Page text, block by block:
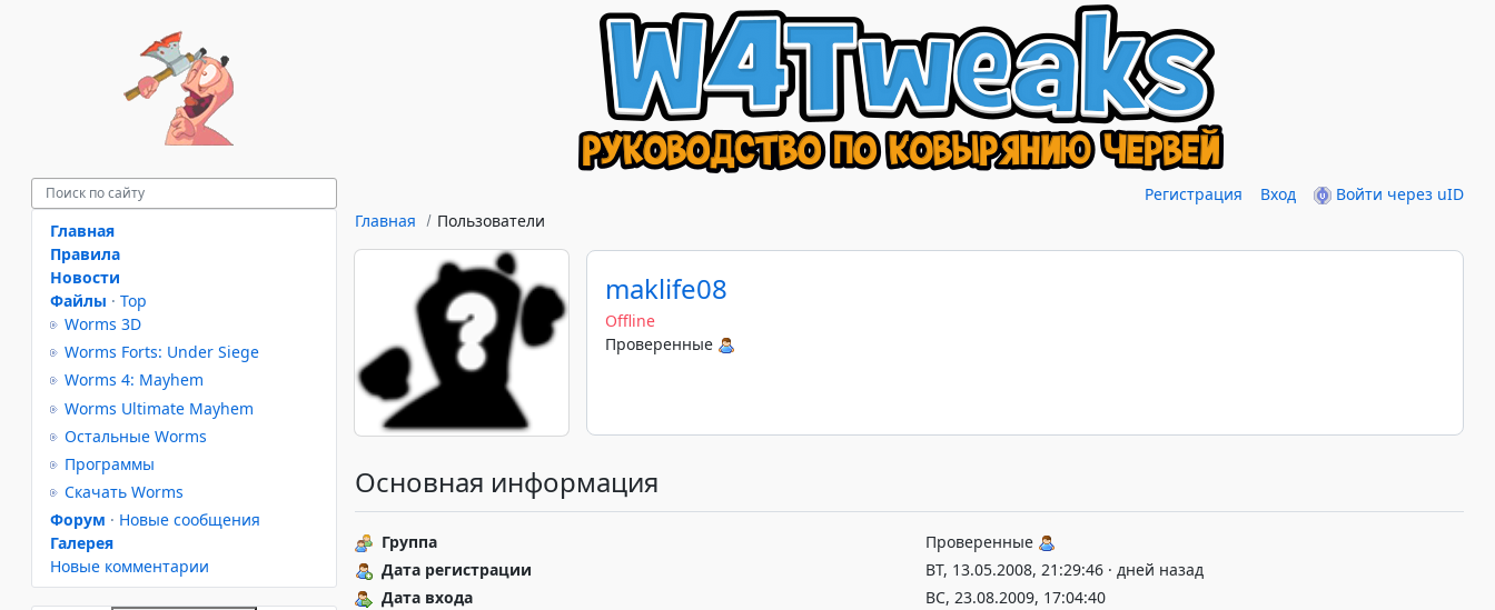
Регистрация Вход
Войти через uID
Главная
Пользователи
maklife08
Offline
Проверенные
Основная информация
Группа
Проверенные
Дата регистрации
ВТ, 13.05.2008, 21:29:46 · дней назад
Дата входа
ВС, 23.08.2009, 17:04:40
Главная
Правила
Новости
Файлы · Top
Worms 3D
Worms Forts: Under Siege
Worms 4: Mayhem
Worms Ultimate Mayhem
Остальные Worms
Программы
Скачать Worms
Форум · Новые сообщения
Галерея
Новые комментарии